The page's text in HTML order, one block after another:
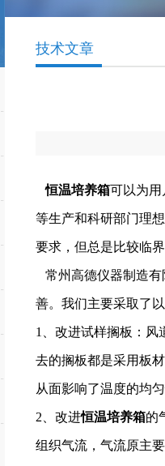
技术文章
恒温培养箱可以为用
等生产和科研部门理
要求，但总是比较临
常州高德仪器制造有
善。我们主要采取了
1、改进试样搁板：风
去的搁板都是采用板
从面影响了温度的均
2、改进恒温培养箱的
组织气流，气流原主